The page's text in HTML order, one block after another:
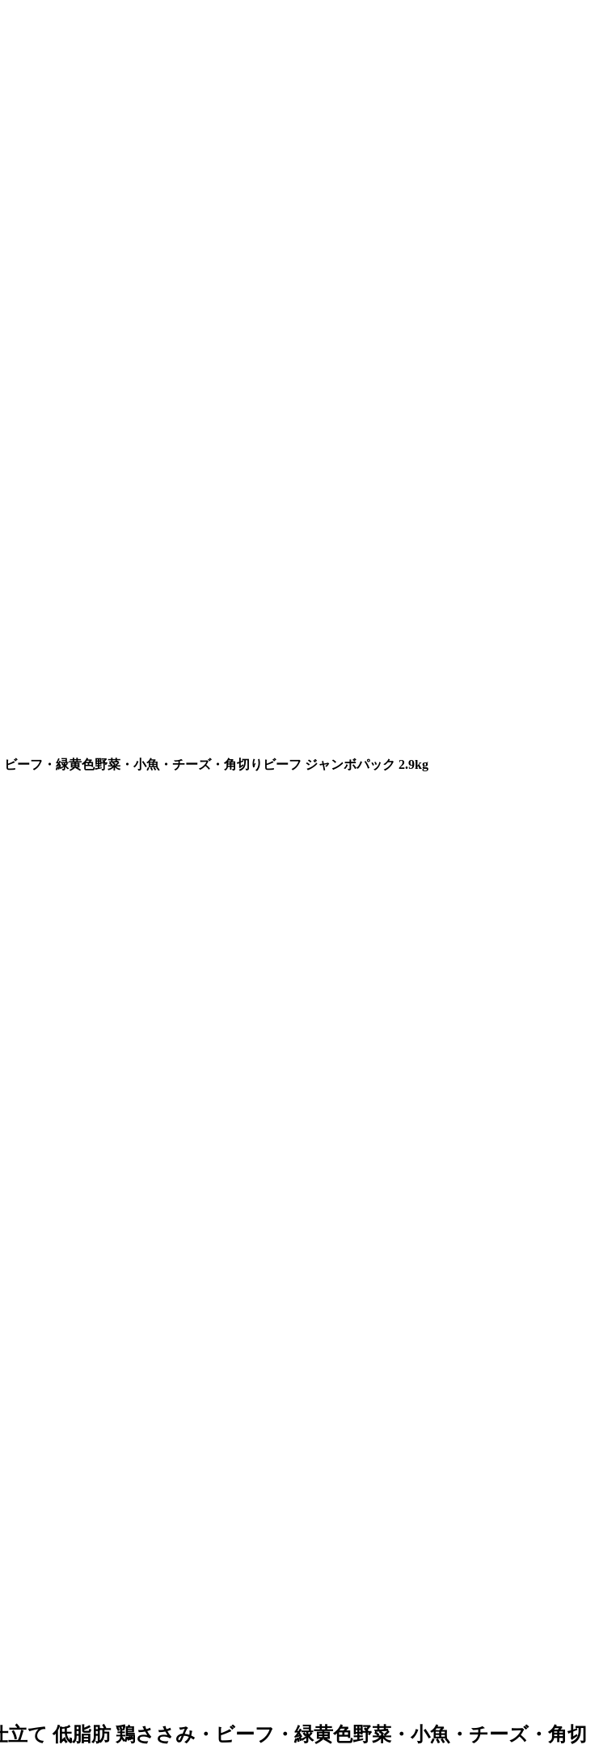
ーフ・緑黄色野菜・小魚・チーズ・角切りビーフ ジャンボパック 2.9kg
て 低脂肪 鶏ささみ・ビーフ・緑黄色野菜・小魚・チーズ・角切